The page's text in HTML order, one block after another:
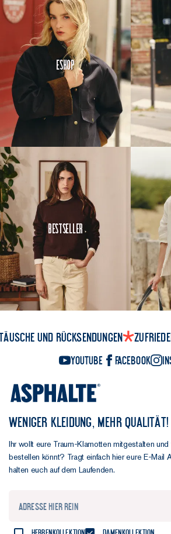
Eshop
Bestseller
und Rücksendungen
YouTube Facebook
WENIGER KLEIDUNG, MEHR QUALITÄT!
Ihr wollt eure Traum-Klamotten mitgestalten
bestellen könnt? Tragt einfach hier eure E-Mail
halten euch auf dem Laufenden.